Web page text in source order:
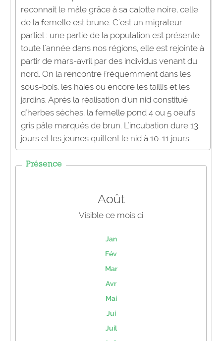
reconnait le mâle grâce à sa calotte noire, celle
de la femelle est brune. C'est un migrateur
partiel : une partie de la population est présente
toute l'année dans nos régions, elle est rejointe à
partir de mars-avril par des individus venant du
nord. On la rencontre fréquemment dans les
sous-bois, les haies ou encore les taillis et les
jardins. Après la réalisation d'un nid constitué
d'herbes sèches, la femelle pond 4 ou 5 oeufs
gris pâle marqués de brun. L'incubation dure 13
jours et les jeunes quittent le nid à 10-11 jours.
Présence
Août
Visible ce mois ci
Jan
Fév
Mar
Avr
Mai
Jui
Juil